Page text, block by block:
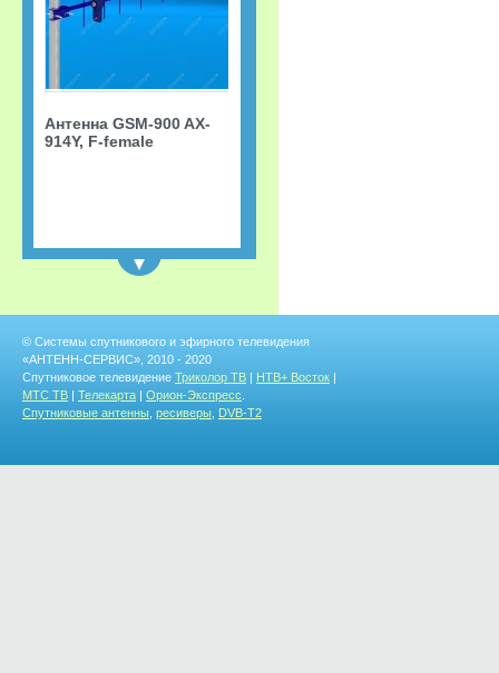
Антенна GSM-900 AX-
914Y, F-female
© Системы спутникового и эфирного телевидения
«АНТЕНН-СЕРВИС», 2010 - 2020
Спутниковое телевидение Триколор ТВ | НТВ+ Восток |
МТС ТВ | Телекарта | Орион-Экспресс
Спутниковые антенны ресиверы DVB-T2